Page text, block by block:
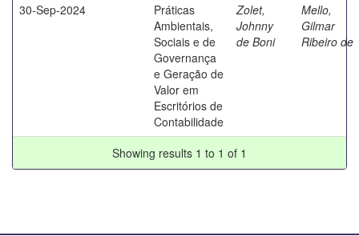
30-Sep-2024
Práticas
Ambientais,
Sociais e de
Governança
e Geração de
Valor em
Escritórios de
Contabilidade
Zolet,
Johnny
de Boni
Mello,
Gilmar
Ribeiro de
Showing results 1 to 1 of 1